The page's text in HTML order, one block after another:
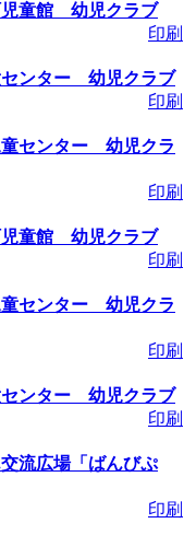
児童館 幼児クラブ
印刷
センター 幼児クラブ
印刷
センター 幼児クラ
印刷
児童館 幼児クラブ
印刷
センター 幼児クラ
印刷
センター 幼児クラブ
印刷
流広場「ばんびぷ
印刷